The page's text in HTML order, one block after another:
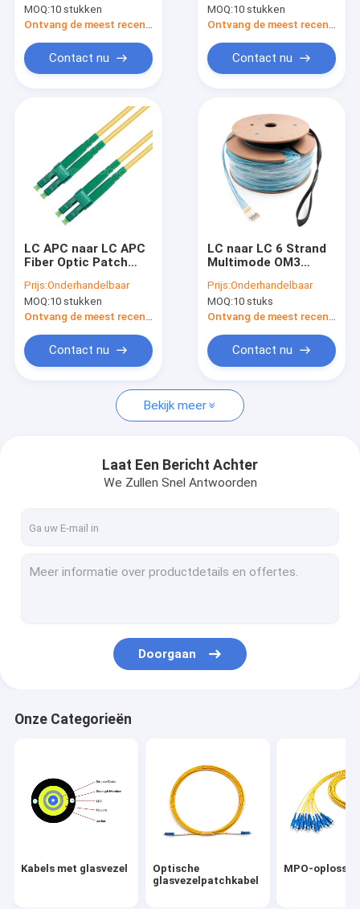
Producten
Video's
Over ons
Neem contact met ons op
Nieuws
Vraag een offerte
Kabels met glasvezel
Optische glasvezelpatchkabel
met een vermogen van niet meer dan 10 W
Fibre reinigingsmiddelen
Multimode OFNR
3.0mm Oranje
MOQ:10 stukken
Ontvang de meest recente Prijs
Contact nu
OFNR 3,0 mm Geel
MOQ:10 stukken
Ontvang de meest recente Prijs
Contact nu
LC APC naar LC APC
Fiber Optic Patch
Mode OS2 OFNR 3,0
mm Geel
Prijs:Onderhandelbaar
MOQ:10 stukken
Ontvang de meest recente Prijs
Contact nu
LC naar LC 6 Strand
Multimode OM3
3.0mm Aqua
Prijs:Onderhandelbaar
MOQ:10 stuks
Ontvang de meest recente Prijs
Contact nu
Bekijk meer
Laat Een Bericht Achter
We Zullen Snel Antwoorden
Doorgaan
Onze Categorieën
Kabels met glasvezel
Optische
glasvezelpatchkabel
MPO-